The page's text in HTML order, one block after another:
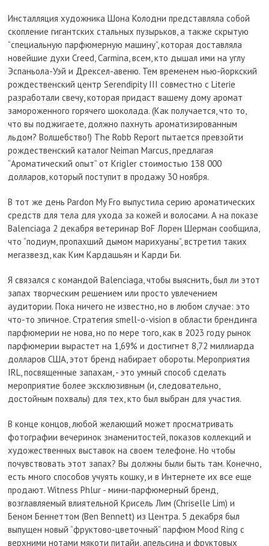
Инсталляция художника Шона Колодни представляла собой
скопление гигантских стальных пузырьков, а также скрытую
“специальную парфюмерную машину”, которая доставляла
новейшие духи Creed, Carmina, всем, кто дышал ими на углу
Эспаньола-Уэй и Дрексел-авеню. Тем временем нью-йоркский
рождественский центр Serendipity III совместно с Literie
разработали свечу, которая придаст вашему дому аромат
замороженного горячего шоколада. (Как получается, что то,
что вы поджигаете, должно пахнуть ароматизированным
льдом? Волшебство!) The Robb Report пытается превзойти
рождественский каталог Neiman Marcus, предлагая
“Ароматический опыт” от Krigler стоимостью 138 000
долларов, который поступит в продажу 30 ноября.
В тот же день Pardon My Fro выпустила серию ароматических
средств для тела для ухода за кожей и волосами. А на показе
Balenciaga 2 декабря ветеринар BoF Лорен Шерман сообщила,
что “подиум, пропахший дымом марихуаны”, встретил таких
мегазвезд, как Ким Кардашьян и Карди Би.
Я связался с командой Balenciaga, чтобы выяснить, был ли этот
запах творческим решением или просто увлечением
аудитории. Пока ничего не известно, но в любом случае: это
что-то эпичное. Стратегия smell-o-vision в области брендинга
парфюмерии не нова, но по мере того, как в 2023 году рынок
парфюмерии вырастет на 1,69% и достигнет 8,72 миллиарда
долларов США, этот бренд набирает обороты. Мероприятия
IRL, посвященные запахам, - это умный способ сделать
мероприятие более эксклюзивным (и, следовательно,
достойным похвалы) для тех, кто был выбран для участия.
В конце концов, любой желающий может просматривать
фотографии вечеринок знаменитостей, показов коллекций и
художественных выставок на своем телефоне. Но чтобы
почувствовать этот запах? Вы должны были быть там. Конечно,
есть много способов учуять кошку, и в Интернете их все еще
продают. Witness Phlur - мини-парфюмерный бренд,
возглавляемый влиятельной Крисель Лим (Chriselle Lim) и
Беном Беннеттом (Ben Bennett) из Центра. 5 декабря был
выпущен новый “фруктово-цветочный” парфюм Mood Ring с
верхними нотами мякоти питайи, апельсина и фруктовых